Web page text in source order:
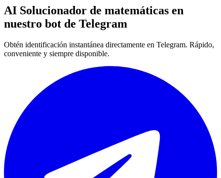
AI Solucionador de matemáticas en
nuestro bot de Telegram
Obtén identificación instantánea directamente en Telegram. Rápido,
conveniente y siempre disponible.